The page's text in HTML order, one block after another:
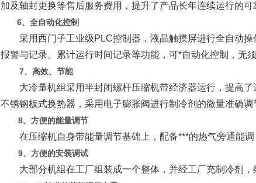
加及轴封更换等售后服务费用，提升了产品长年连续运行的
6、全自动化控制
采用西门子工业级PLC控制器，液晶触摸屏进行全自动操
报警与记录、累计运行时间记录等功能，可*自动化控制，无
7、高效、节能
大冷量机组采用半封闭螺杆压缩机带经济器运行，提高了
不锈钢板式换热器，采用电子膨胀阀进行制冷剂的微量准确
8、方便的能量调节
在压缩机自身带能量调节基础上，配备***的热气旁通能调
9、方便的安装调试
大部分机组在工厂组装成一个整体，并经工厂充制冷剂，